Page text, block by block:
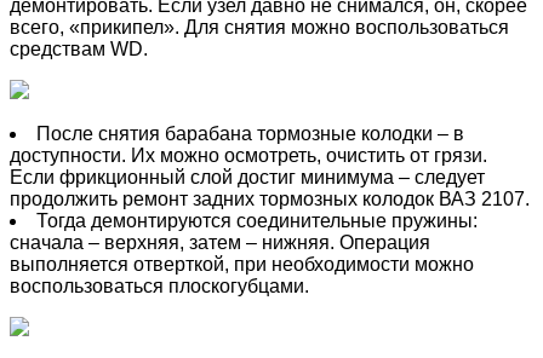
демонтировать. Если узел давно не снимался, он, скорее
всего, «прикипел». Для снятия можно воспользоваться
средствам WD.
После снятия барабана тормозные колодки – в
доступности. Их можно осмотреть, очистить от грязи.
Если фрикционный слой достиг минимума – следует
продолжить ремонт задних тормозных колодок ВАЗ 2107.
Тогда демонтируются соединительные пружины:
сначала – верхняя, затем – нижняя. Операция
выполняется отверткой, при необходимости можно
воспользоваться плоскогубцами.